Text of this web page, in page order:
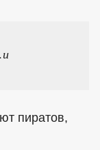
пиратов,